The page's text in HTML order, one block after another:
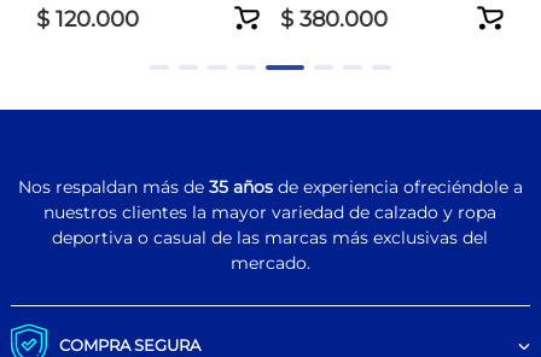
$ 120.000 $ 380.000
Nos respaldan más de 35 añosde experiencia ofreciéndole a
nuestros clientes la mayor variedad de calzado y ropa
deportiva o casual de las marcas más exclusivas del
mercado.
COMPRA SEGURA